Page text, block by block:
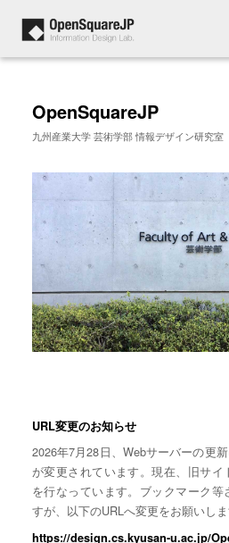
OpenSquareJP
九州産業大学 芸術学部 情報デザイン研究室
URL変更のお知らせ
2026年7月28日、Webサーバーの更
が変更されています。現在、旧サ
を行なっています。ブックマーク
すが、以下のURLへ変更をお願いしま
https://design.cs.kyusan-u.ac.jp/